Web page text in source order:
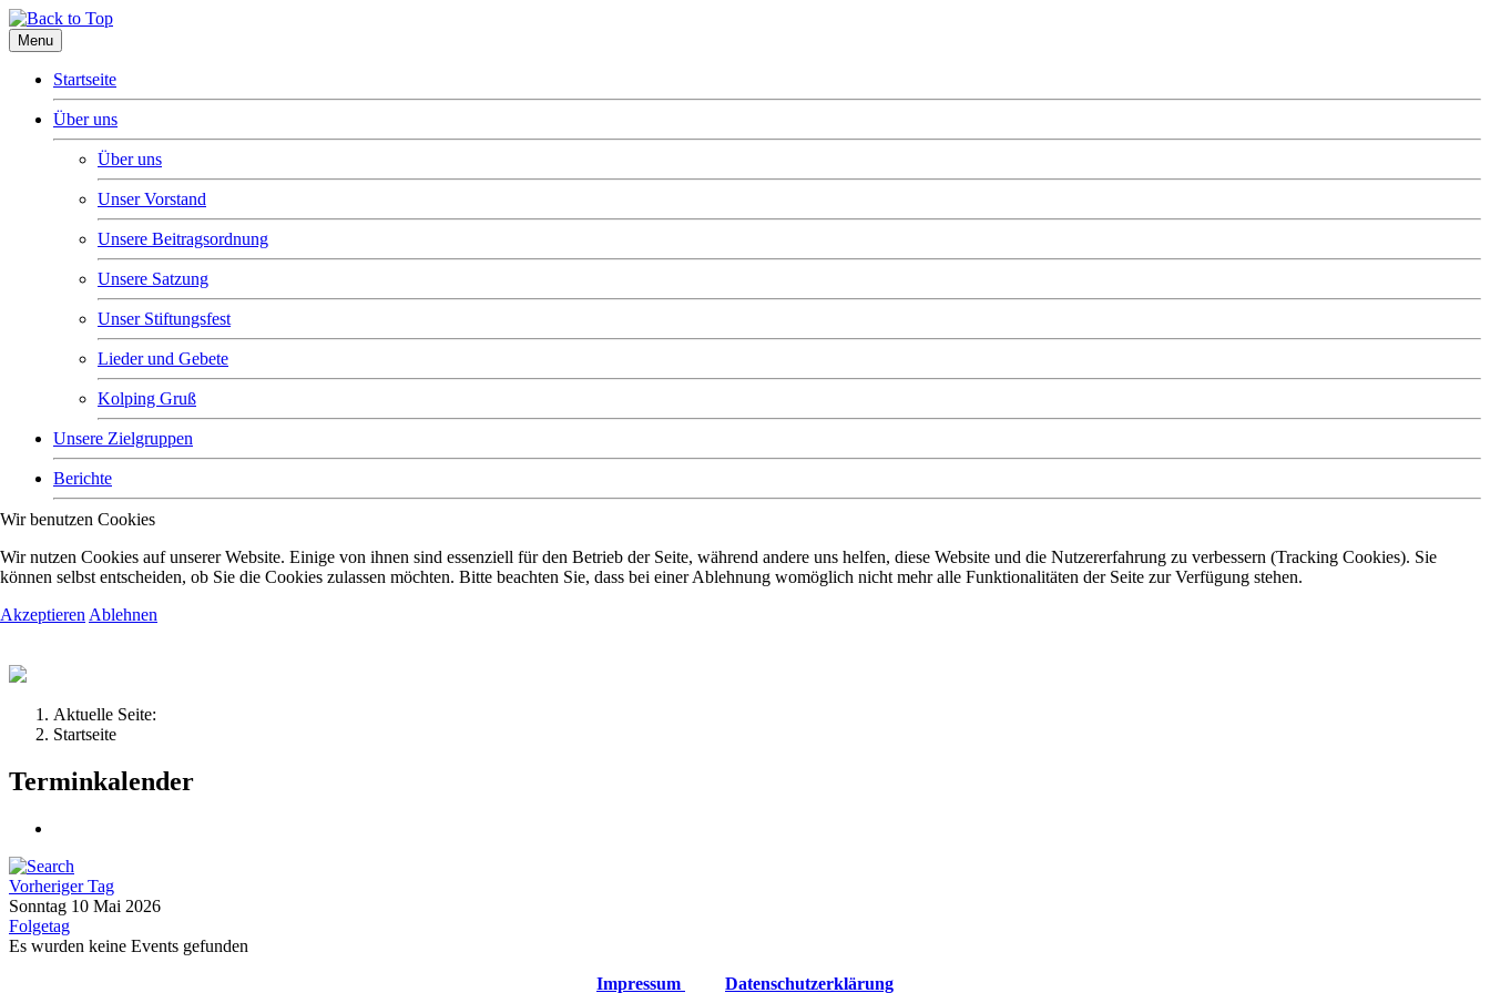
Menu
Startseite
Über uns
Über uns
Unser Vorstand
Unsere Beitragsordnung
Unsere Satzung
Unser Stiftungsfest
Lieder und Gebete
Kolping Gruß
Unsere Zielgruppen
Berichte
Kolpingsfamilie Havixbeck
Aktuelle Seite:
Startseite
Terminkalender
Vorheriger Tag
Sonntag 10 Mai 2026
Folgetag
Es wurden keine Events gefunden
Impressum
Datenschutzerklärung
Wir benutzen Cookies
Wir nutzen Cookies auf unserer Website. Einige von ihnen sind essenziell für den Betrieb der Seite, während andere uns helfen, diese Website und die Nutzererfahrung zu verbessern (Tracking Cookies). Sie
können selbst entscheiden, ob Sie die Cookies zulassen möchten. Bitte beachten Sie, dass bei einer Ablehnung womöglich nicht mehr alle Funktionalitäten der Seite zur Verfügung stehen.
Akzeptieren Ablehnen